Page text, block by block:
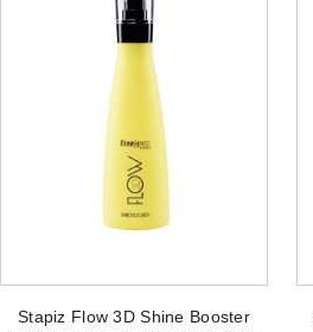
Stapiz Flow 3D Shine Booster